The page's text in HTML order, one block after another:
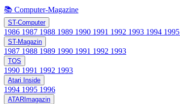
📚 Computer-Magazine
ST-Computer
1986 1987 1988 1989 1990 1991 1992 1993 1994 1995
ST-Magazin
1987 1988 1989 1990 1991 1992 1993
TOS
1990 1991 1992 1993
Atari Inside
1994 1995 1996
ATARImagazin